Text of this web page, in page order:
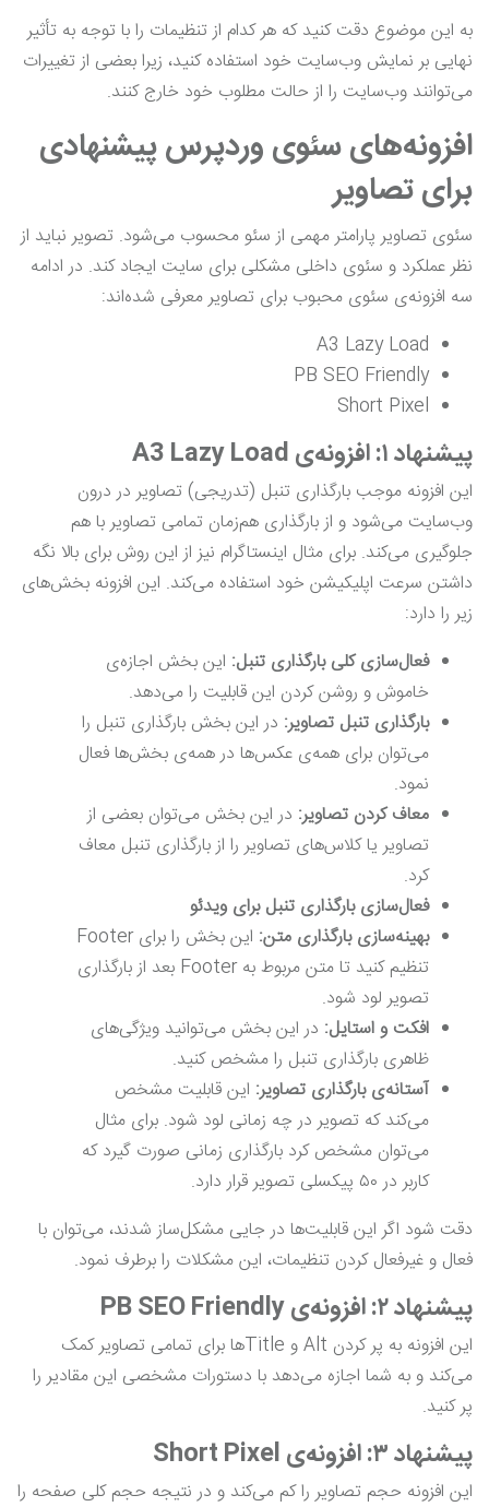
به این موضوع دقت کنید که هر کدام از تنظیمات را با توجه به تأثیر
نهایی بر نمایش وب‌سایت خود استفاده کنید، زیرا بعضی از تغییرات
می‌توانند وب‌سایت را از حالت مطلوب خود خارج کنند.
افزونه‌های سئوی وردپرس پیشنهادی
برای تصاویر
سئوی تصاویر پارامتر مهمی از سئو محسوب می‌شود. تصویر نباید از
نظر عملکرد و سئوی داخلی مشکلی برای سایت ایجاد کند. در ادامه
سه افزونه‌ی سئوی محبوب برای تصاویر معرفی شده‌اند:
A3 Lazy Load
PB SEO Friendly
Short Pixel
پیشنهاد ۱: افزونه‌ی A3 Lazy Load
این افزونه موجب بارگذاری تنبل (تدریجی) تصاویر در درون
وب‌سایت می‌شود و از بارگذاری هم‌زمان تمامی تصاویر با هم
جلوگیری می‌کند. برای مثال اینستاگرام نیز از این روش برای بالا نگه
داشتن سرعت اپلیکیشن خود استفاده می‌کند. این افزونه بخش‌های
زیر را دارد:
فعالسازی کلی بارگذاری تنبل: این بخش اجازه‌ی
خاموش و روشن کردن این قابلیت را می‌دهد.
بارگذاری تنبل تصاویر: در این بخش بارگذاری تنبل را
می‌توان برای همه‌ی عکس‌ها در همه‌ی بخش‌ها فعال
نمود.
معاف کردن تصاویر: در این بخش می‌توان بعضی از
تصاویر یا کلاس‌های تصاویر را از بارگذاری تنبل معاف
کرد.
فعالسازی بارگذاری تنبل برای ویدئو
بهینهسازی بارگذاری متن:
این بخش را برای Footer
تنظیم کنید تا متن مربوط به Footer بعد از بارگذاری
تصویر لود شود.
افکت و استایل: در این بخش می‌توانید ویژگی‌های
ظاهری بارگذاری تنبل را مشخص کنید.
آستانه‌یبارگذاری تصاویر: این قابلیت مشخص
می‌کند که تصویر در چه زمانی لود شود. برای مثال
می‌توان مشخص کرد بارگذاری زمانی صورت گیرد که
کاربر در ۵۰ پیکسلی تصویر قرار دارد.
دقت شود اگر این قابلیت‌ها در جایی مشکل‌ساز شدند، می‌توان با
فعال و غیرفعال کردن تنظیمات، این مشکلات را برطرف نمود.
پیشنهاد ۲: افزونه‌ی PB SEO Friendly
این افزونه به پر کردن Alt و Title‌ها برای تمامی تصاویر کمک
می‌کند و به شما اجازه می‌دهد با دستورات مشخصی این مقادیر را
پر کنید.
پیشنهاد ۳: افزونه‌ی Short Pixel
این افزونه حجم تصاویر را کم می‌کند و در نتیجه حجم کلی صفحه را